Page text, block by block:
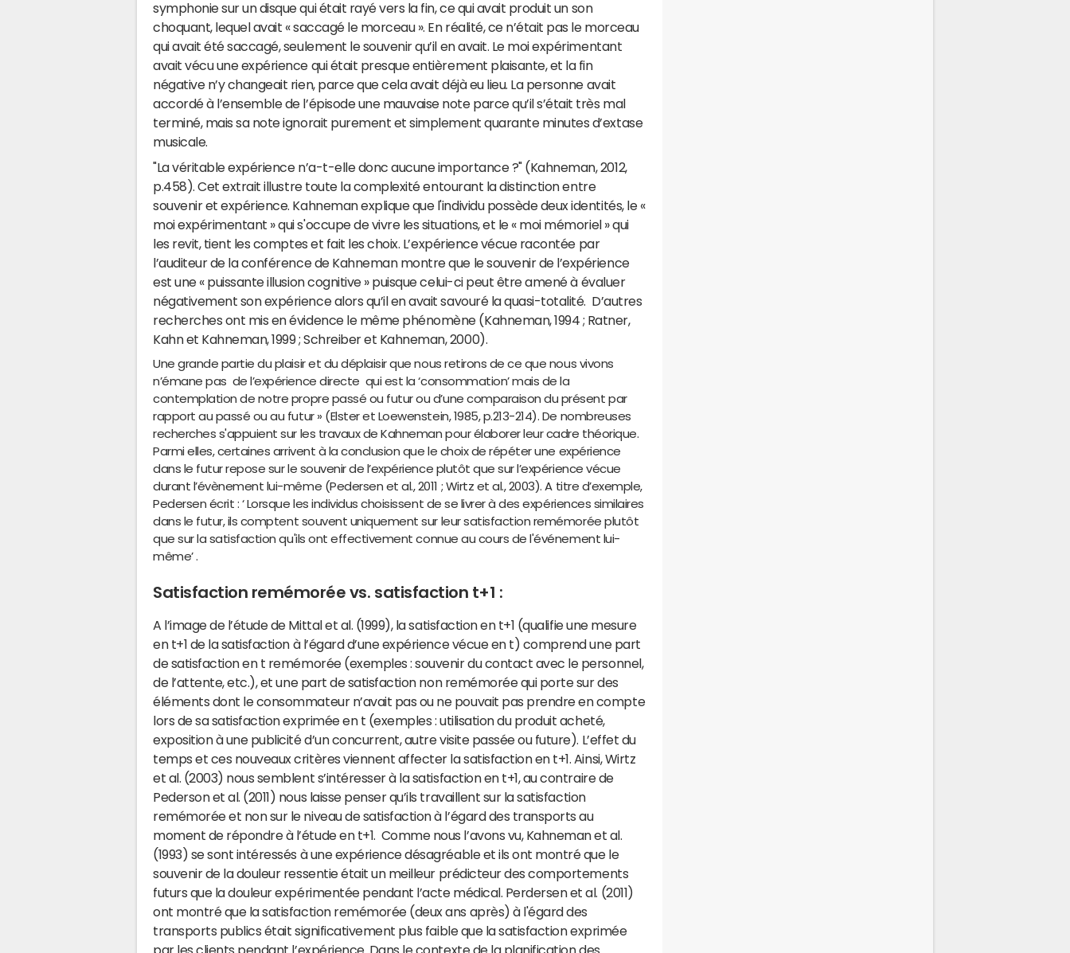
symphonie sur un disque qui était rayé vers la fin, ce qui avait produit un son
choquant, lequel avait « saccagé le morceau ». En réalité, ce n’était pas le morceau
qui avait été saccagé, seulement le souvenir qu’il en avait. Le moi expérimentant
avait vécu une expérience qui était presque entièrement plaisante, et la fin
négative n’y changeait rien, parce que cela avait déjà eu lieu. La personne avait
accordé à l’ensemble de l’épisode une mauvaise note parce qu’il s’était très mal
terminé, mais sa note ignorait purement et simplement quarante minutes d’extase
musicale.
"La véritable expérience n’a-t-elle donc aucune importance ?" (Kahneman, 2012,
p.458). Cet extrait illustre toute la complexité entourant la distinction entre
souvenir et expérience. Kahneman explique que l'individu possède deux identités, le «
moi expérimentant » qui s'occupe de vivre les situations, et le « moi mémoriel » qui
les revit, tient les comptes et fait les choix. L’expérience vécue racontée par
l’auditeur de la conférence de Kahneman montre que le souvenir de l’expérience
est une « puissante illusion cognitive » puisque celui-ci peut être amené à évaluer
négativement son expérience alors qu’il en avait savouré la quasi-totalité. D’autres
recherches ont mis en évidence le même phénomène (Kahneman, 1994 ; Ratner,
Kahn et Kahneman, 1999 ; Schreiber et Kahneman, 2000).
Une grande partie du plaisir et du déplaisir que nous retirons de ce que nous vivons
n’émane pas de l’expérience directe qui est la ‘consommation’ mais de la
contemplation de notre propre passé ou futur ou d’une comparaison du présent par
rapport au passé ou au futur » (Elster et Loewenstein, 1985, p.213-214). De nombreuses
recherches s'appuient sur les travaux de Kahneman pour élaborer leur cadre théorique.
Parmi elles, certaines arrivent à la conclusion que le choix de répéter une expérience
dans le futur repose sur le souvenir de l’expérience plutôt que sur l’expérience vécue
durant l’évènement lui-même (Pedersen et al., 2011 ; Wirtz et al., 2003). A titre d’exemple,
Pedersen écrit : ‘ Lorsque les individus choisissent de se livrer à des expériences similaires
dans le futur, ils comptent souvent uniquement sur leur satisfaction remémorée plutôt
que sur la satisfaction qu'ils ont effectivement connue au cours de l'événement lui-
même’ .
Satisfaction remémorée vs. satisfaction t+1 :
A l’image de l’étude de Mittal et al. (1999), la satisfaction en t+1 (qualifie une mesure
en t+1 de la satisfaction à l’égard d’une expérience vécue en t) comprend une part
de satisfaction en t remémorée (exemples : souvenir du contact avec le personnel,
de l’attente, etc.), et une part de satisfaction non remémorée qui porte sur des
éléments dont le consommateur n’avait pas ou ne pouvait pas prendre en compte
lors de sa satisfaction exprimée en t (exemples : utilisation du produit acheté,
exposition à une publicité d’un concurrent, autre visite passée ou future). L’effet du
temps et ces nouveaux critères viennent affecter la satisfaction en t+1. Ainsi, Wirtz
et al. (2003) nous semblent s’intéresser à la satisfaction en t+1, au contraire de
Pederson et al. (2011) nous laisse penser qu’ils travaillent sur la satisfaction
remémorée et non sur le niveau de satisfaction à l’égard des transports au
moment de répondre à l’étude en t+1. Comme nous l’avons vu, Kahneman et al.
(1993) se sont intéressés à une expérience désagréable et ils ont montré que le
souvenir de la douleur ressentie était un meilleur prédicteur des comportements
futurs que la douleur expérimentée pendant l’acte médical. Perdersen et al. (2011)
ont montré que la satisfaction remémorée (deux ans après) à l'égard des
transports publics était significativement plus faible que la satisfaction exprimée
par les clients pendant l’expérience. Dans le contexte de la planification des